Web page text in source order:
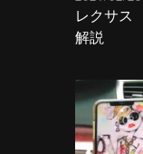
レクサス
解説